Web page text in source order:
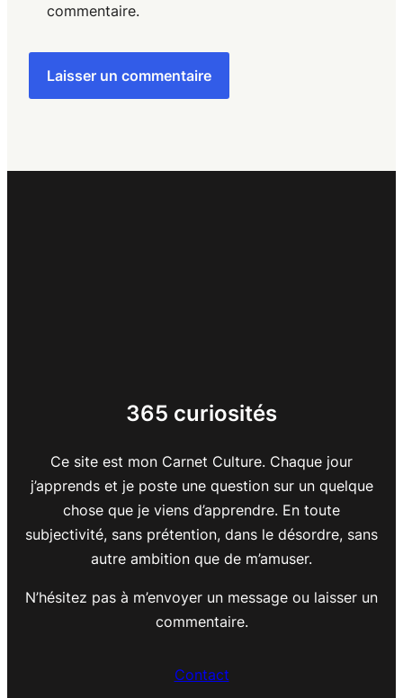
commentaire.
365 curiosités
Ce site est mon Carnet Culture. Chaque jour
j’apprends et je poste une question sur un quelque
chose que je viens d’apprendre. En toute
subjectivité, sans prétention, dans le désordre, sans
autre ambition que de m’amuser.
N’hésitez pas à m’envoyer un message ou laisser un
commentaire.
Contact